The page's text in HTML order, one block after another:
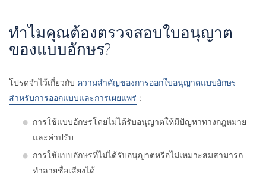
ทำไมคุณต้องตรวจสอบใบอนุญาต
ของแบบอักษร?
โปรดจำไว้เกี่ยวกับ ความสำคัญของการออกใบอนุญาตแบบอักษร
สำหรับการออกแบบและการเผยแพร่ :
การใช้แบบอักษรโดยไม่ได้รับอนุญาตให้มีปัญหาทางกฎหมาย
และค่าปรับ
การใช้แบบอักษรที่ไม่ได้รับอนุญาตหรือไม่เหมาะสมสามารถ
ทำลายชื่อเสียงได้